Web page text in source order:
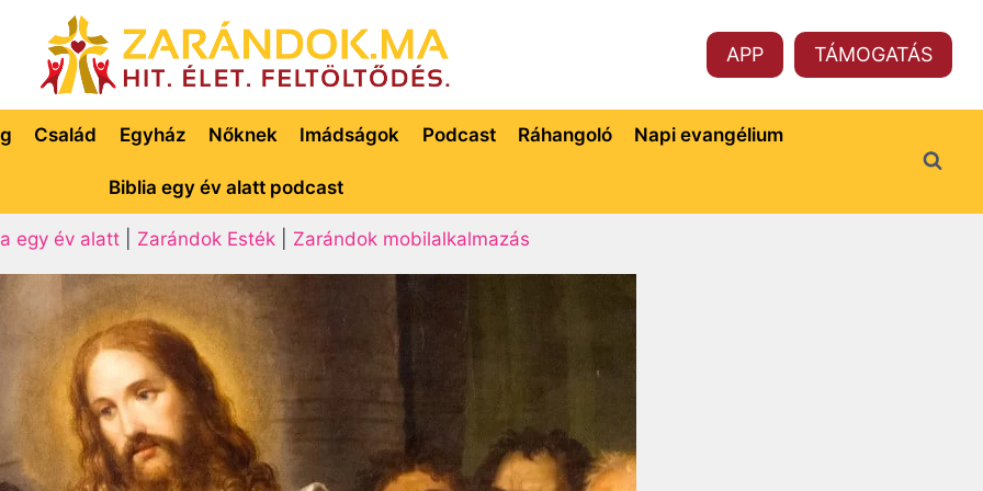
APP TÁMOGATÁS
Család Egyház Nőknek Imádságok Podcast Ráhangoló Napi evangélium
Biblia egy év alatt podcast
egy év alatt| Zarándok Esték| Zarándok mobilalkalmazás